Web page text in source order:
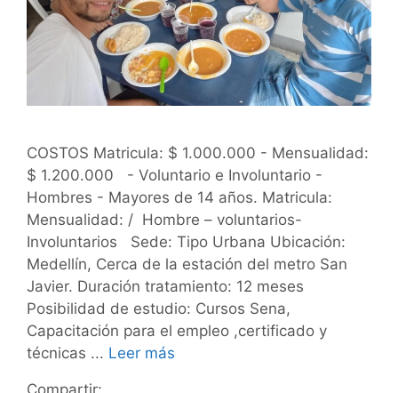
COSTOS Matricula: $ 1.000.000 - Mensualidad:
$ 1.200.000 - Voluntario e Involuntario -
Hombres - Mayores de 14 años. Matricula:
Mensualidad: / Hombre – voluntarios-
Involuntarios Sede: Tipo Urbana Ubicación:
Medellín, Cerca de la estación del metro San
Javier. Duración tratamiento: 12 meses
Posibilidad de estudio: Cursos Sena,
Capacitación para el empleo ,certificado y
técnicas ... Leer más
Compartir: